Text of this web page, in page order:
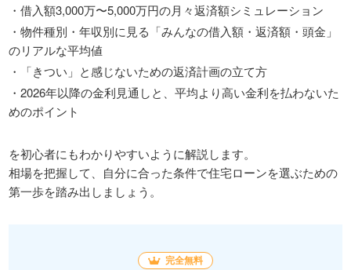
・借入額3,000万〜5,000万円の月々返済額シミュレーション
・物件種別・年収別に見る「みんなの借入額・返済額・頭金」
のリアルな平均値
・「きつい」と感じないための返済計画の立て方
・2026年以降の金利見通しと、平均より高い金利を払わないた
めのポイント
を初心者にもわかりやすいように解説します。
相場を把握して、自分に合った条件で住宅ローンを選ぶための
第一歩を踏み出しましょう。
完全無料